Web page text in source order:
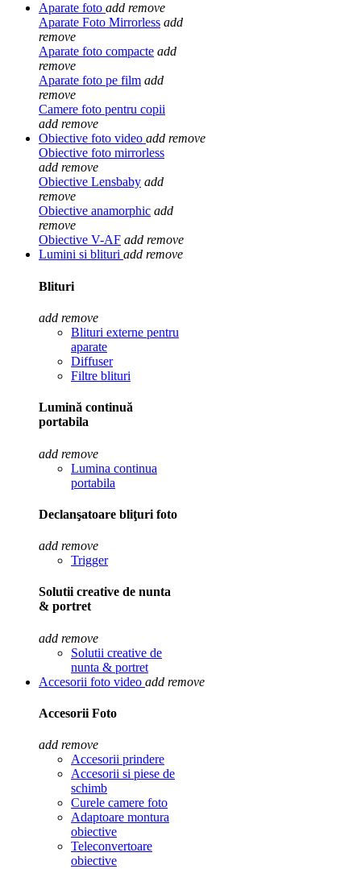
Aparate foto add remove
Aparate Foto Mirrorless add
remove
Aparate foto compacte add
remove
Aparate foto pe film add
remove
Camere foto pentru copii
add remove
Obiective foto video add remove
Obiective foto mirrorless
add remove
Obiective Lensbaby add
remove
Obiective anamorphic add
remove
Obiective V-AF add remove
Lumini si blituri add remove
Blituri
add remove
Blituri externe pentru
aparate
Diffuser
Filtre blituri
Lumină continuă
portabila
add remove
Lumina continua
portabila
Declanşatoare bliţuri foto
add remove
Trigger
Solutii creative de nunta
& portret
add remove
Solutii creative de
nunta & portret
Accesorii foto video add remove
Accesorii Foto
add remove
Accesorii prindere
Accesorii si piese de
schimb
Curele camere foto
Adaptoare montura
obiective
Teleconvertoare
obiective